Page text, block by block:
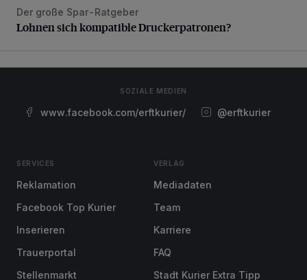
Lohnen sich kompatible Druckerpatronen?
Der große Spar-Ratgeber
Lohnen sich kompatible Druckerpatronen?
SOZIALE MEDIEN
www.facebook.com/erftkurier/ @erftkurier
SERVICES
Reklamation
Facebook Top Kurier
Inserieren
Trauerportal
Stellenmarkt
VERLAG
Mediadaten
Team
Karriere
FAQ
Stadt Kurier Extra Tipp